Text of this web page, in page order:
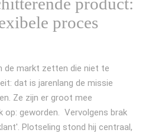
proces
de markt zetten die niet te
dat is jarenlang de missie
Ze zijn er groot mee
op: geworden. Vervolgens brak
Plotseling stond hij centraal,